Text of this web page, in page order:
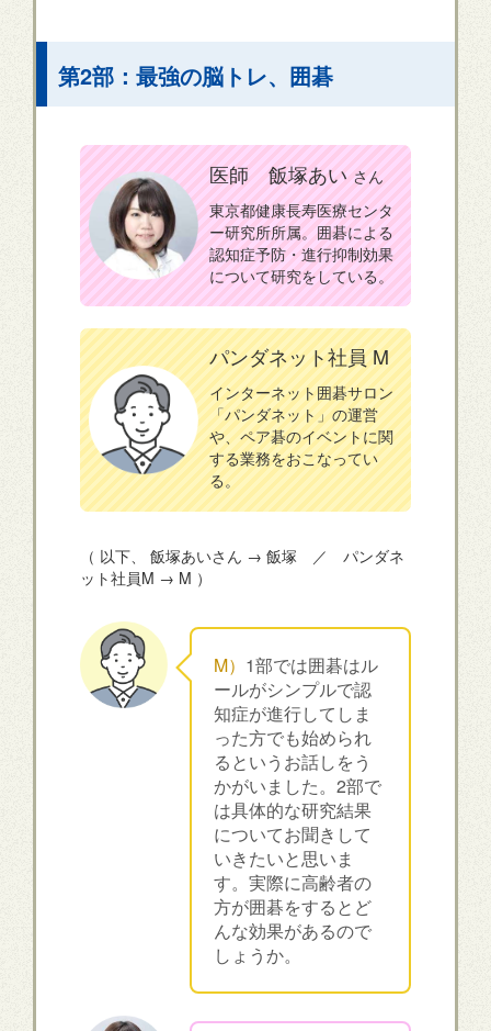
第2部：最強の脳トレ、囲碁
医師 飯塚あい さん
東京都健康長寿医療センタ
ー研究所所属。囲碁による
認知症予防・進行抑制効果
について研究をしている。
パンダネット社員 M
インターネット囲碁サロン
「パンダネット」の運営
や、ペア碁のイベントに関
する業務をおこなってい
る。
（ 以下、 飯塚あいさん → 飯塚 ／ パンダネ
ット社員M → M ）
M） 1部では囲碁はル
ールがシンプルで認
知症が進行してしま
った方でも始められ
るというお話しをう
かがいました。2部で
は具体的な研究結果
についてお聞きして
いきたいと思いま
す。実際に高齢者の
方が囲碁をするとど
んな効果があるので
しょうか。